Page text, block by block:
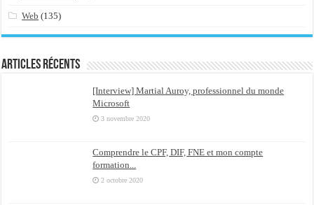
Web (135)
Articles récents
[Interview] Martial Auroy, professionnel du monde
Microsoft
3 novembre 2020
Comprendre le CPF, DIF, FNE et mon compte
formation...
2 octobre 2020